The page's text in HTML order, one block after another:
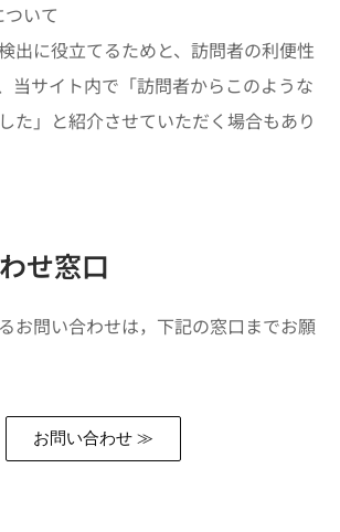
いて
出に役立てるためと、訪問者の利便性
当サイト内で「訪問者からこのような
た」と紹介させていただく場合もあり
せ窓口
お問い合わせは，下記の窓口までお願
お問い合わせ ≫